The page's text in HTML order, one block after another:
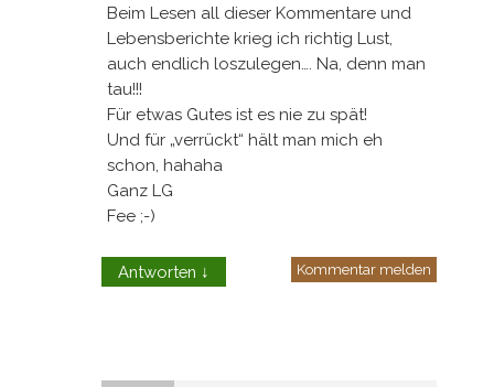
Beim Lesen all dieser Kommentare und
Lebensberichte krieg ich richtig Lust,
auch endlich loszulegen…. Na, denn man
tau!!!
Für etwas Gutes ist es nie zu spät!
Und für „verrückt“ hält man mich eh
schon, hahaha
Ganz LG
Fee ;-)
Antworten ↓ Kommentar melden